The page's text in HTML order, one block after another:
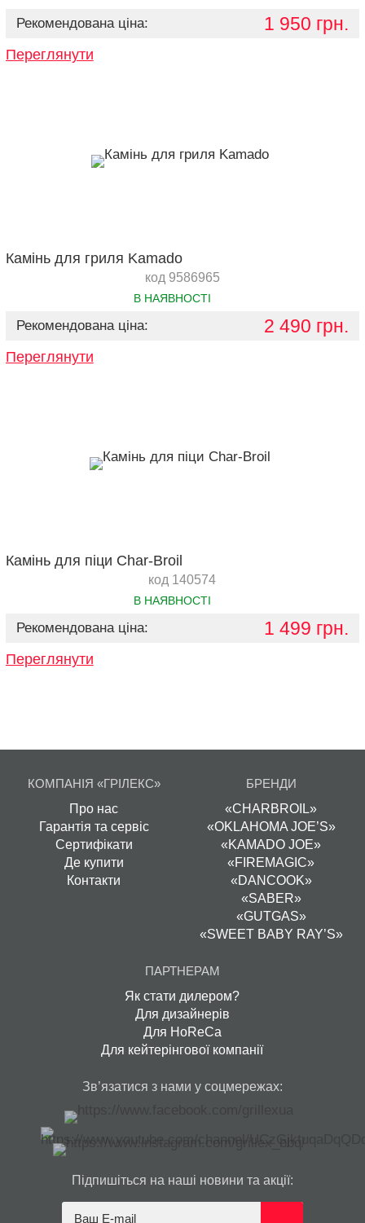
Рекомендована ціна: 1 950 грн.
Переглянути
Камінь для гриля Kamado
код 9586965
В НАЯВНОСТІ
Рекомендована ціна: 2 490 грн.
Переглянути
Камінь для піци Char-Broil
код 140574
В НАЯВНОСТІ
Рекомендована ціна: 1 499 грн.
Переглянути
КОМПАНІЯ «ГРІЛЕКС»
Про нас
Гарантія та сервіс
Сертифікати
Де купити
Контакти
БРЕНДИ
«CHARBROIL»
«OKLAHOMA JOE’S»
«KAMADO JOE»
«FIREMAGIC»
«DANCOOK»
«SABER»
«GUTGAS»
«SWEET BABY RAY’S»
ПАРТНЕРАМ
Як стати дилером?
Для дизайнерів
Для HoReCa
Для кейтерінгової компанії
Зв’язатися з нами у соцмережах:
Підпишіться на наші новини та акції: